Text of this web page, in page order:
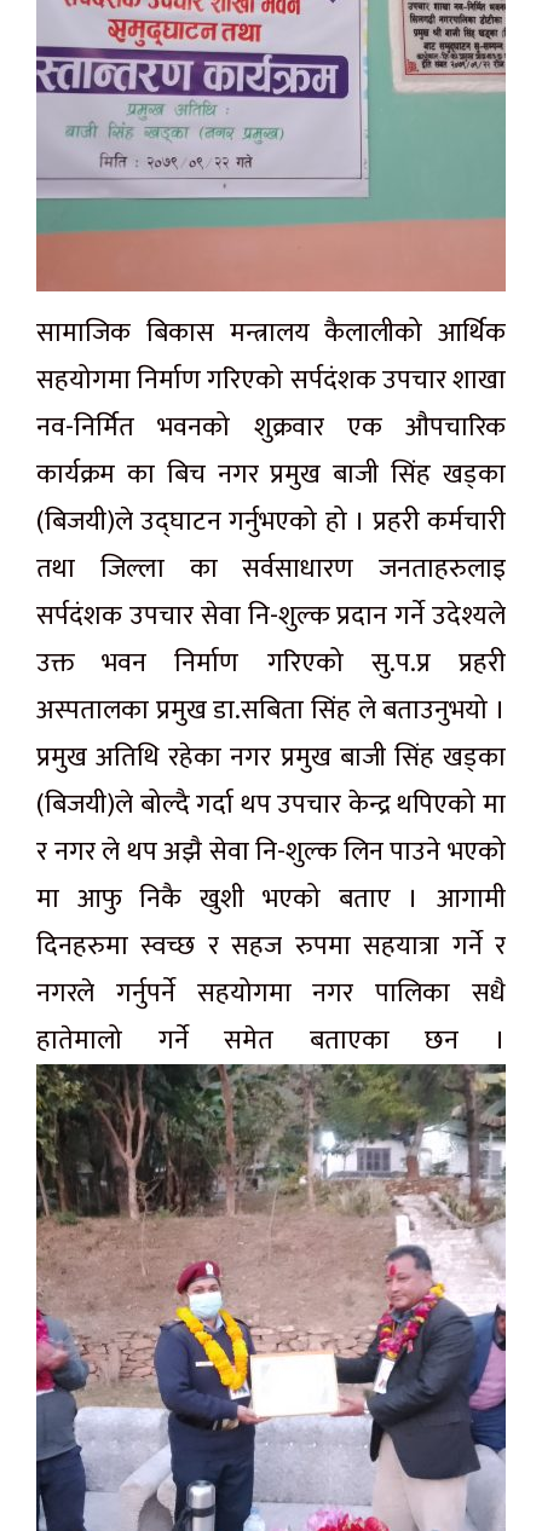
सामाजिक बिकास मन्त्रालय कैलालीको आर्थिक
सहयोगमा निर्माण गरिएको सर्पदंशक उपचार शाखा
नव-निर्मित भवनको शुक्रवार एक औपचारिक
कार्यक्रम का बिच नगर प्रमुख बाजी सिंह खड्का
(बिजयी)ले उद्घाटन गर्नुभएको हो । प्रहरी कर्मचारी
तथा जिल्ला का सर्वसाधारण जनताहरुलाइ
सर्पदंशक उपचार सेवा नि-शुल्क प्रदान गर्ने उदेश्यले
उक्त भवन निर्माण गरिएको सु.प.प्र प्रहरी
अस्पतालका प्रमुख डा.सबिता सिंह ले बताउनुभयो ।
प्रमुख अतिथि रहेका नगर प्रमुख बाजी सिंह खड्का
(बिजयी)ले बोल्दै गर्दा थप उपचार केन्द्र थपिएको मा
र नगर ले थप अझै सेवा नि-शुल्क लिन पाउने भएको
मा आफु निकै खुशी भएको बताए । आगामी
दिनहरुमा स्वच्छ र सहज रुपमा सहयात्रा गर्ने र
नगरले गर्नुपर्ने सहयोगमा नगर पालिका सधै
हातेमालो गर्ने समेत बताएका छन ।